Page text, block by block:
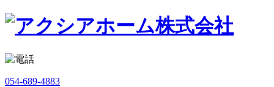
054-689-4883